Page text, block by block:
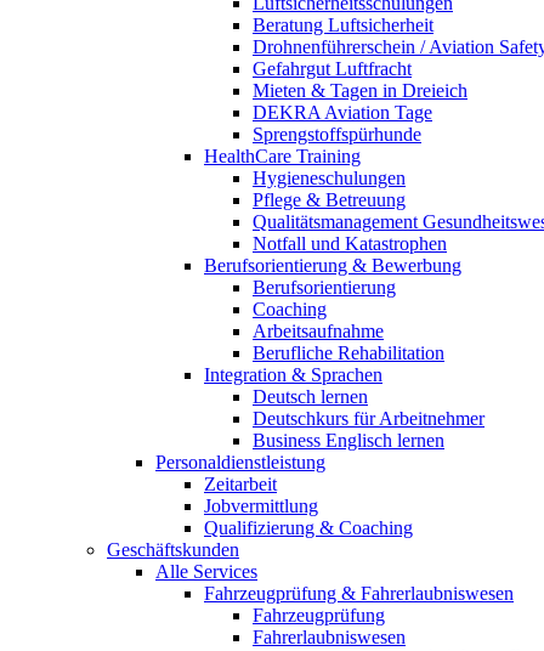
Beratung Luftsicherheit
Drohnenführerschein / Aviation
Gefahrgut Luftfracht
Mieten & Tagen in Dreieich
DEKRA Aviation Tage
Sprengstoffspürhunde
HealthCare Training
Hygieneschulungen
Pflege & Betreuung
Qualitätsmanagement
Notfall und Katastrophen
Berufsorientierung & Bewerbung
Berufsorientierung
Coaching
Arbeitsaufnahme
Berufliche Rehabilitation
Integration & Sprachen
Deutsch lernen
Deutschkurs für Arbeitnehmer
Business Englisch lernen
Personaldienstleistung
Zeitarbeit
Jobvermittlung
Qualifizierung & Coaching
Geschäftskunden
Alle Services
Fahrzeugprüfung & Fahrerlaubniswesen
Fahrzeugprüfung
Fahrerlaubniswesen